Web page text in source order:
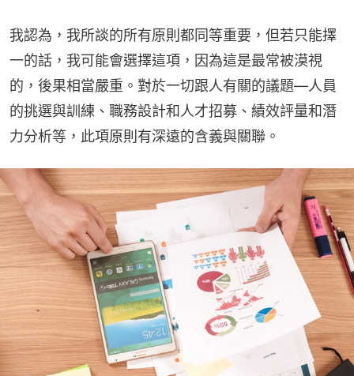
我認為，我所談的所有原則都同等重要，但若只能擇
一的話，我可能會選擇這項，因為這是最常被漠視
的，後果相當嚴重。對於一切跟人有關的議題—人員
的挑選與訓練、職務設計和人才招募、績效評量和潛
力分析等，此項原則有深遠的含義與關聯。